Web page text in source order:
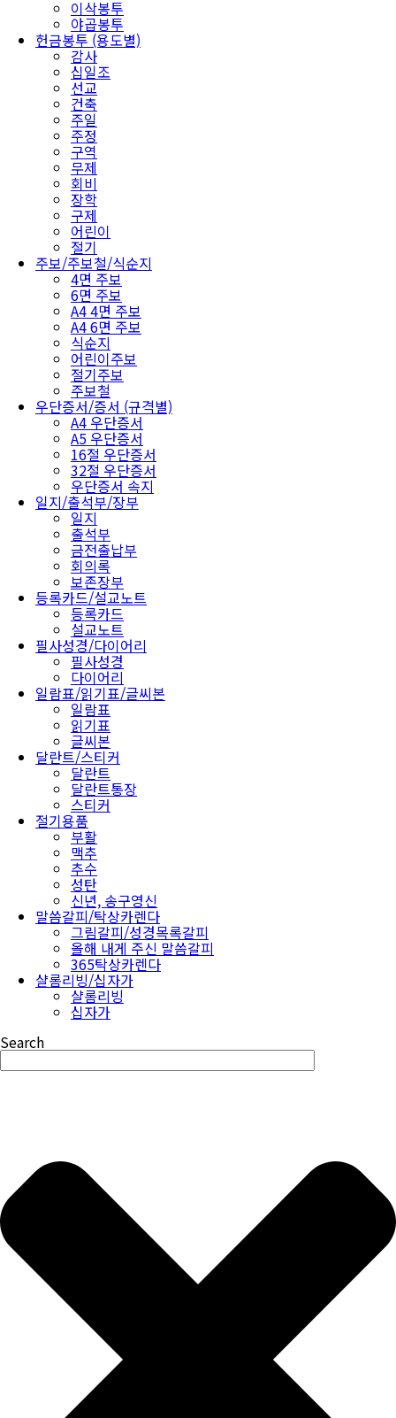
이삭봉투
야곱봉투
헌금봉투 (용도별)
감사
십일조
선교
건축
주일
주정
구역
무제
회비
장학
구제
어린이
절기
주보/주보철/식순지
4면 주보
6면 주보
A4 4면 주보
A4 6면 주보
식순지
어린이주보
절기주보
주보철
우단증서/증서 (규격별)
A4 우단증서
A5 우단증서
16절 우단증서
32절 우단증서
우단증서 속지
일지/출석부/장부
일지
출석부
금전출납부
회의록
보존장부
등록카드/설교노트
등록카드
설교노트
필사성경/다이어리
필사성경
다이어리
일람표/읽기표/글씨본
일람표
읽기표
글씨본
달란트/스티커
달란트
달란트통장
스티커
절기용품
부활
맥추
추수
성탄
신년, 송구영신
말씀갈피/탁상카렌다
그림갈피/성경목록갈피
올해 내게 주신 말씀갈피
365탁상카렌다
샬롬리빙/십자가
샬롬리빙
십자가
Search